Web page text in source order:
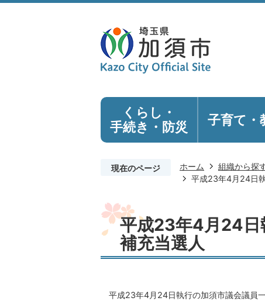
くらし・
手続き ・防災 子育て・
現在のページ ホーム 組織から探
平成23年4月24日
平成23年4月24日
補充当選人
平成23年4月24日執行の加須市議会議員